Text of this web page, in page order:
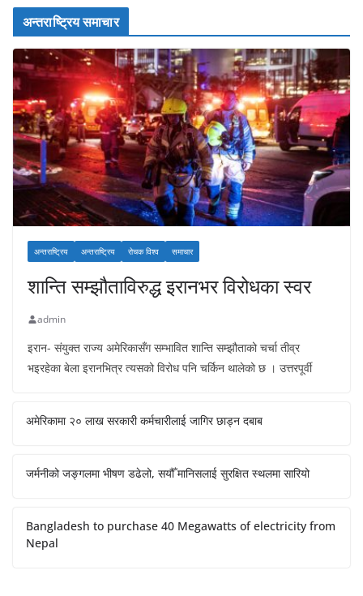
अन्तराष्ट्रिय समाचार
अन्तराष्ट्रिय अन्तराष्ट्रिय रोचक विश्व समाचार
शान्ति सम्झौताविरुद्ध इरानभर विरोधका स्वर
admin
इरान- संयुक्त राज्य अमेरिकासँग सम्भावित शान्ति सम्झौताको चर्चा तीव्र
भइरहेका बेला इरानभित्र त्यसको विरोध पनि चर्किन थालेको छ । उत्तरपूर्वी
अमेरिकामा २० लाख सरकारी कर्मचारीलाई जागिर छाड्न दबाब
जर्मनीको जङ्गलमा भीषण डढेलो, सयौँ मानिसलाई सुरक्षित स्थलमा सारियो
Bangladesh to purchase 40 Megawatts of electricity from
Nepal